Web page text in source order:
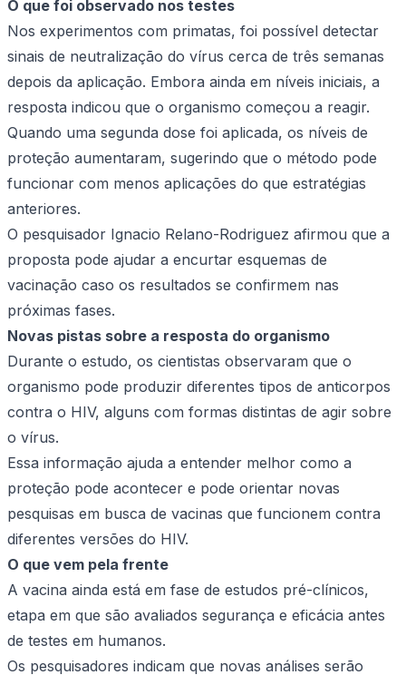
O que foi observado nos testes
Nos experimentos com primatas, foi possível detectar
sinais de neutralização do vírus cerca de três semanas
depois da aplicação. Embora ainda em níveis iniciais, a
resposta indicou que o organismo começou a reagir.
Quando uma segunda dose foi aplicada, os níveis de
proteção aumentaram, sugerindo que o método pode
funcionar com menos aplicações do que estratégias
anteriores.
O pesquisador Ignacio Relano-Rodriguez afirmou que a
proposta pode ajudar a encurtar esquemas de
vacinação caso os resultados se confirmem nas
próximas fases.
Novas pistas sobre a resposta do organismo
Durante o estudo, os cientistas observaram que o
organismo pode produzir diferentes tipos de anticorpos
contra o HIV, alguns com formas distintas de agir sobre
o vírus.
Essa informação ajuda a entender melhor como a
proteção pode acontecer e pode orientar novas
pesquisas em busca de vacinas que funcionem contra
diferentes versões do HIV.
O que vem pela frente
A vacina ainda está em fase de estudos pré-clínicos,
etapa em que são avaliados segurança e eficácia antes
de testes em humanos.
Os pesquisadores indicam que novas análises serão